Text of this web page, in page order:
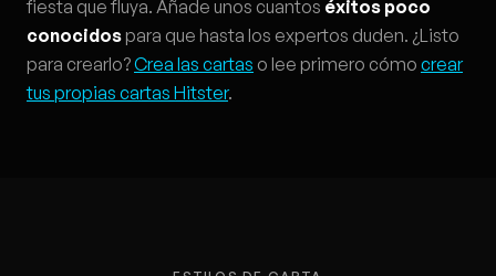
fiesta que fluya. Añade unos cuantos éxitos poco
conocidos para que hasta los expertos duden. ¿Listo
para crearlo?Crea las cartas o lee primero cómo crear
tus propias cartas Hitster.